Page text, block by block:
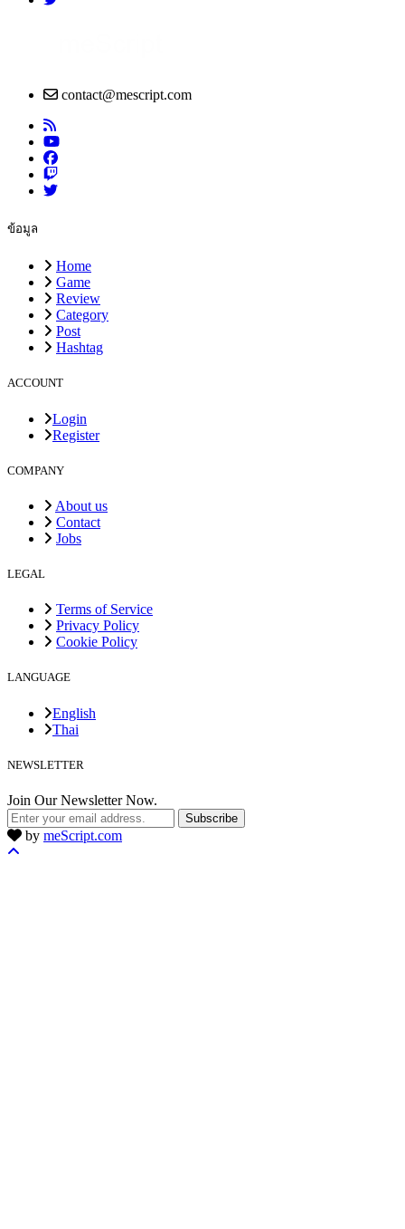
contact@mescript.com
ข้อมูล
Home
Game
Review
Category
Post
Hashtag
ACCOUNT
Login
Register
COMPANY
About us
Contact
Jobs
LEGAL
Terms of Service
Privacy Policy
Cookie Policy
LANGUAGE
English
Thai
NEWSLETTER
Join Our Newsletter Now.
Subscribe
by meScript.com